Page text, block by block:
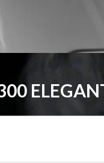
utav allting du
chaufför för dagen